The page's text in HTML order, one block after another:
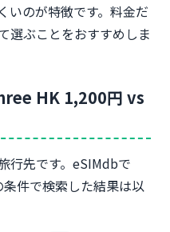
いのが特徴です。料金だ
選ぶことをおすすめしま
HK 1,200円 vs
行先です。eSIMdbで
条件で検索した結果は以